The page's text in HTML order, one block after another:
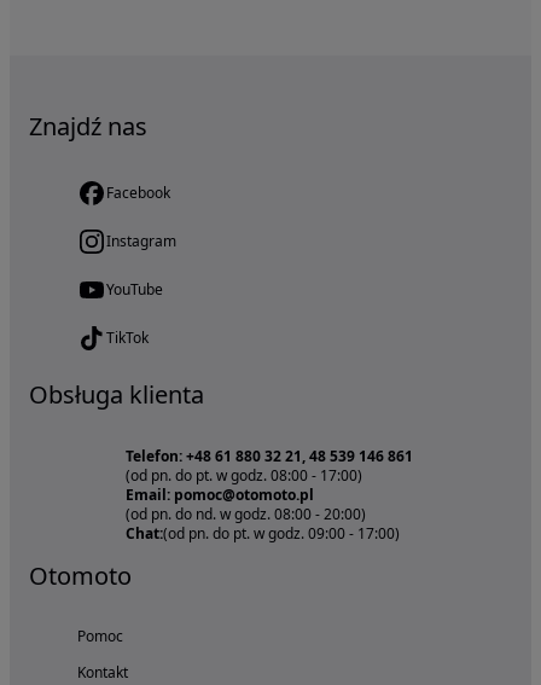
Znajdź nas
Facebook
Instagram
YouTube
TikTok
Obsługa klienta
Telefon: +48 61 880 32 21, 48 539 146 861
(od pn. do pt. w godz. 08:00 - 17:00)
Email: pomoc@otomoto.pl
(od pn. do nd. w godz. 08:00 - 20:00)
Chat:(od pn. do pt. w godz. 09:00 - 17:00)
Otomoto
Pomoc
Kontakt